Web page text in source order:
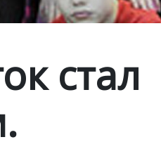
стал